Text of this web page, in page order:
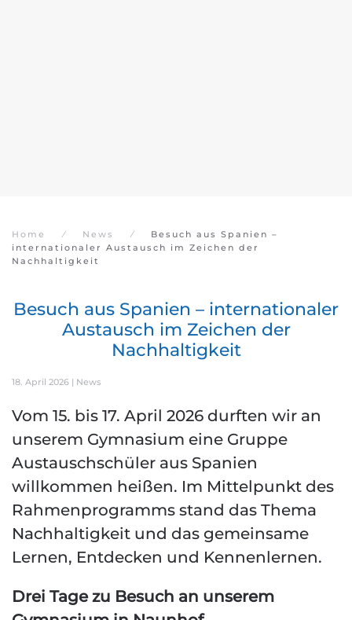
Home News
Besuch aus Spanien –
internationaler Austausch im Zeichen der
Nachhaltigkeit
Besuch aus Spanien – internationaler
Austausch im Zeichen der
Nachhaltigkeit
18. April 2026 | News
Vom 15. bis 17. April 2026 durften wir an
unserem Gymnasium eine Gruppe
Austauschschüler aus Spanien
willkommen heißen. Im Mittelpunkt des
Rahmenprogramms stand das Thema
Nachhaltigkeit und das gemeinsame
Lernen, Entdecken und Kennenlernen.
Drei Tage zu Besuch an unserem